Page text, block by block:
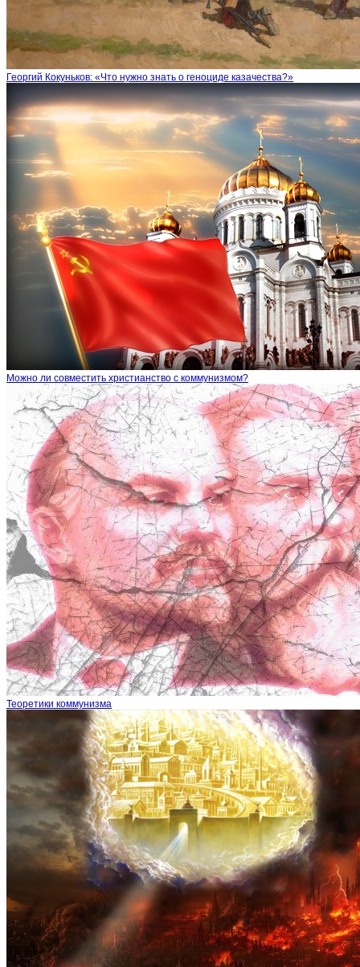
Георгий Кокуньков: «Что нужно знать о геноциде казачества?»
Можно ли совместить христианство с коммунизмом?
Теоретики коммунизма